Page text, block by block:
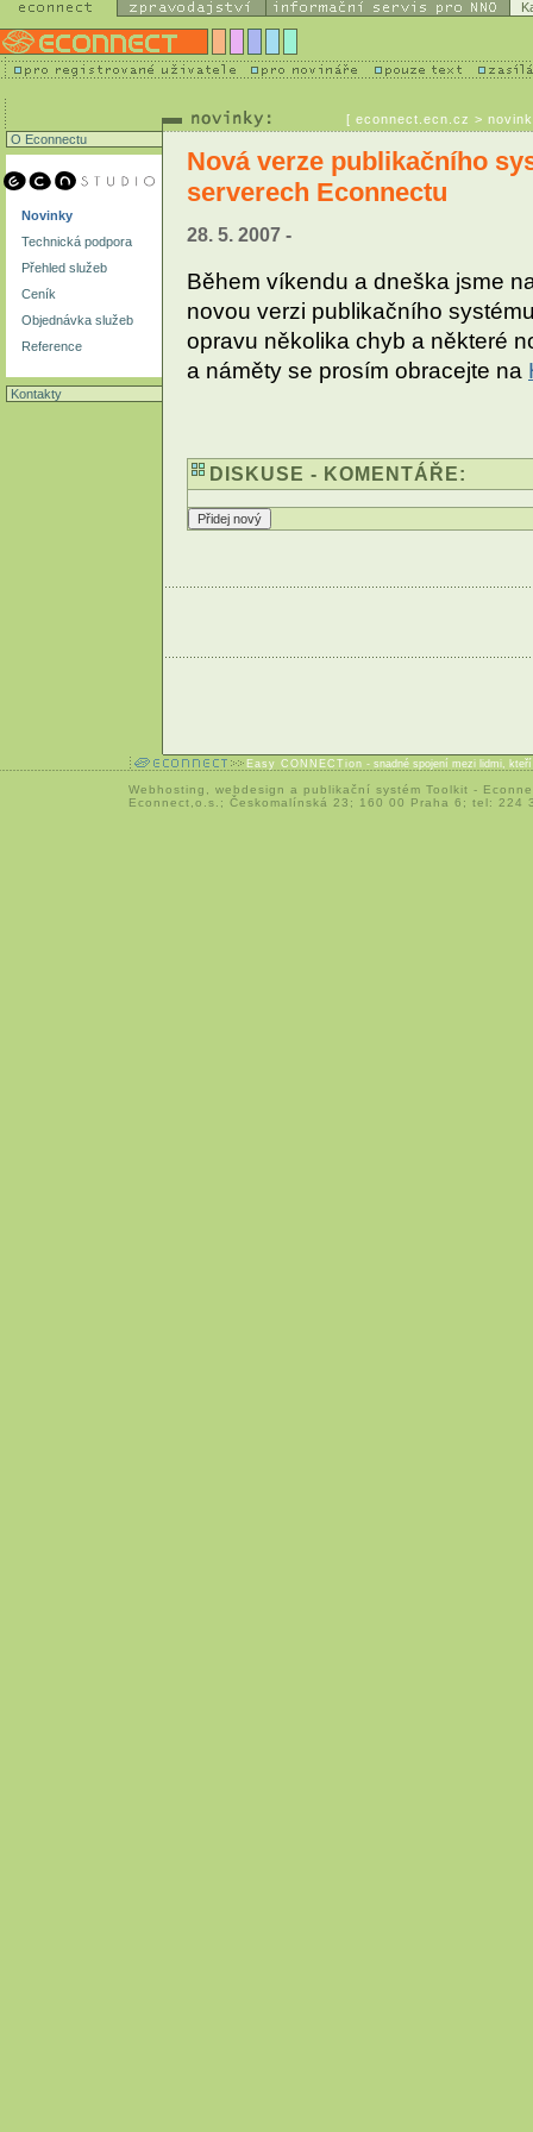
[ econnect.ecn.cz >
O Econnectu
Novinky
Technická podpora
Přehled služeb
Ceník
Objednávka služeb
Reference
Kontakty
Nová verze publikačního
serverech Econnectu
28. 5. 2007 -
Během víkendu a dneška jsme
novou verzi publikačního
opravu několika chyb a některé
a náměty se prosím obracejte na
DISKUSE - KOMENTÁŘE:
Easy CONNECTion - snadné spojení mezi lidmi,
Webhosting webdesign a publikační systém Toolkit -
Econnect,o.s.; Českomalínská 23; 160 00 Praha 6; tel: 224